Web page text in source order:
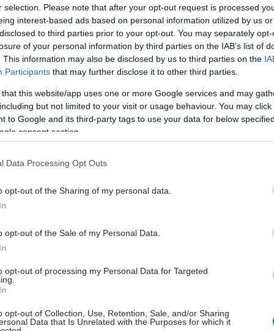
selection. Please note that after your opt-out request is processed
interest-based ads based on personal information utilized by us
to third parties prior to your opt-out. You may separately
of your personal information by third parties on the IAB’s list of
This information may also be disclosed by us to third parties on the
Participants that may further disclose it to other third parties.
that this website/app uses one or more Google services and may
but not limited to your visit or usage behaviour. You may
to Google and its third-party tags to use your data for below
consent section.
Data Processing Opt Outs
opt-out of the Sharing of my personal data.
opt-out of the Sale of my Personal Data.
opt-out of processing my Personal Data for Targeted
opt-out of Collection, Use, Retention, Sale, and/or Sharing
Data that Is Unrelated with the Purposes for which it
- φροντιστές διατρέχουν αυξημένο κίνδυνο
λόγω του πρόσθετου βάρους. "Τώρα
αναπτύξουμε προγράμματα για να βοηθήσουμε
φροντιστές", εξήγησε ο Wancata, επίσης
του κλινικού τμήματος Κοινωνικής Ψυχιατρικής στο
Γενικό Νοσοκομείο της Βιέννης.
την απομόνωση. Το πρόβλημα με τους
από την άλλη πλευρά, είναι ότι οι ψυχικές
της κατάθλιψης και της άνοιας θα πρέπει να
αυτό το φαινόμενο.
φόβοι και οι αγχώδεις διαταραχές αποτελούν
"Με τον πόλεμο στην Ουκρανία να μην είναι
κατανοητούς φόβους", λέει ο Wancata.
μέτρα, όπως η εκμάθηση της διαχείρισης του